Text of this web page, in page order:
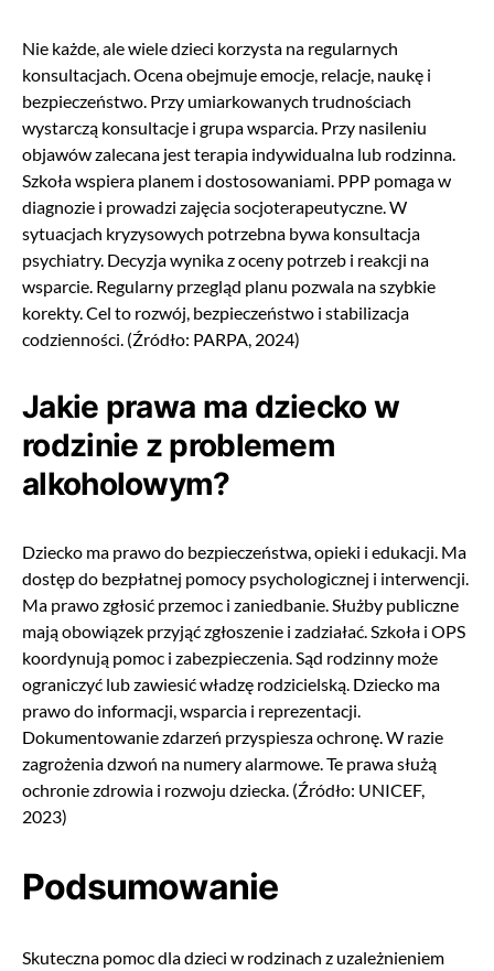
Nie każde, ale wiele dzieci korzysta na regularnych
konsultacjach. Ocena obejmuje emocje, relacje, naukę i
bezpieczeństwo. Przy umiarkowanych trudnościach
wystarczą konsultacje i grupa wsparcia. Przy nasileniu
objawów zalecana jest terapia indywidualna lub rodzinna.
Szkoła wspiera planem i dostosowaniami. PPP pomaga w
diagnozie i prowadzi zajęcia socjoterapeutyczne. W
sytuacjach kryzysowych potrzebna bywa konsultacja
psychiatry. Decyzja wynika z oceny potrzeb i reakcji na
wsparcie. Regularny przegląd planu pozwala na szybkie
korekty. Cel to rozwój, bezpieczeństwo i stabilizacja
codzienności. (Źródło: PARPA, 2024)
Jakie prawa ma dziecko w
rodzinie z problemem
alkoholowym?
Dziecko ma prawo do bezpieczeństwa, opieki i edukacji. Ma
dostęp do bezpłatnej pomocy psychologicznej i interwencji.
Ma prawo zgłosić przemoc i zaniedbanie. Służby publiczne
mają obowiązek przyjąć zgłoszenie i zadziałać. Szkoła i OPS
koordynują pomoc i zabezpieczenia. Sąd rodzinny może
ograniczyć lub zawiesić władzę rodzicielską. Dziecko ma
prawo do informacji, wsparcia i reprezentacji.
Dokumentowanie zdarzeń przyspiesza ochronę. W razie
zagrożenia dzwoń na numery alarmowe. Te prawa służą
ochronie zdrowia i rozwoju dziecka. (Źródło: UNICEF,
2023)
Podsumowanie
Skuteczna pomoc dla dzieci w rodzinach z uzależnieniem